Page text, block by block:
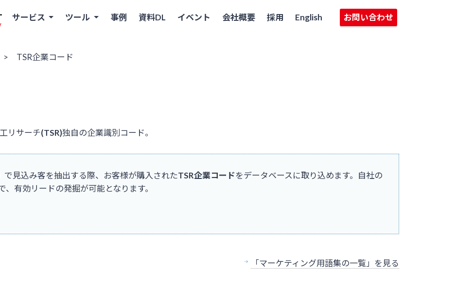
サービス ツール 事例 資料DL イベント 会社概要 採用 English お問い合わせ
TSR企業コード
リサーチ(TSR)独自の企業識別コード。
見込み客を抽出する際、お客様が購入されたTSR企業コードをデータベースに取り込めます。自社の
有効リードの発掘が可能となります。
「マーケティング用語集の一覧」を見る